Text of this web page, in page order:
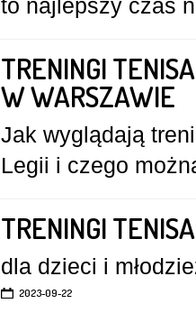
to najlepszy czas
TRENINGI
W WARSZAWIE
Jak wyglądają
Legii i czego
TRENINGI
dla dzieci i
2023-09-22